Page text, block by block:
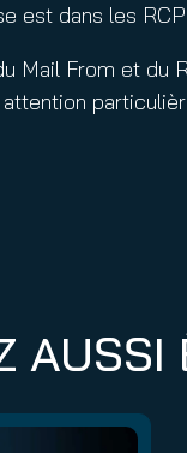
est dans les
Mail From et
AUSSI